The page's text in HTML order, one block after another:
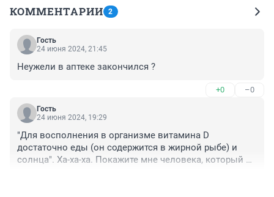
КОММЕНТАРИИ 2
Гость
24 июня 2024, 21:45
Неужели в аптеке закончился ?
+0 –0
Гость
24 июня 2024, 19:29
"Для восполнения в организме витамина D
достаточно еды (он содержится в жирной рыбе) и
солнца". Ха-ха-ха. Покажите мне человека, который